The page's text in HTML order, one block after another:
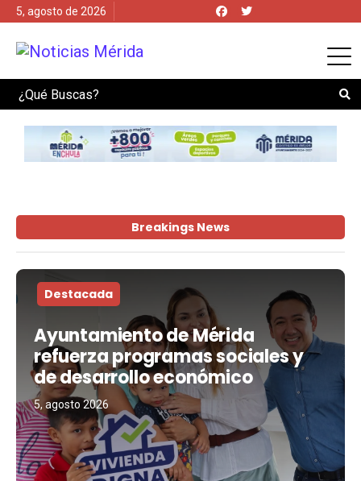
5, agosto de 2026
Search
Breakings News
Destacada
Ayuntamiento de Mérida
refuerza programas sociales y
de desarrollo económico
5, agosto 2026